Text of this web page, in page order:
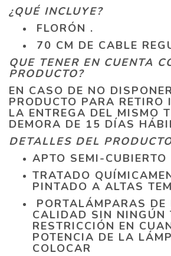
¿QUÉ INCLUYE?
FLORÓN .
70 CM DE CABLE
QUE TENER EN CUENTA
PRODUCTO?
EN CASO DE NO
PRODUCTO PARA RETIRO
LA ENTREGA DEL MISMO
DEMORA DE 15 DÍAS
DETALLES DEL
APTO SEMI-CUBIERTO
TRATADO
PINTADO A ALTAS
PORTALÁMPARAS DE
CALIDAD SIN NINGÚN
RESTRICCIÓN EN
POTENCIA DE LA
COLOCAR